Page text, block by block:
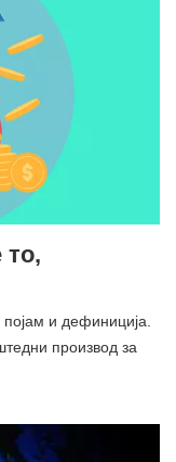
то,
и дефиниција.
производ за